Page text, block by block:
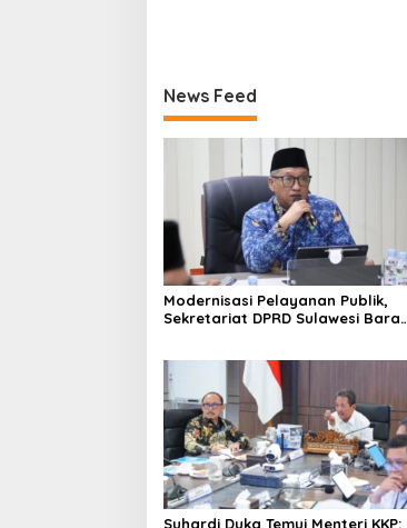
News Feed
Modernisasi Pelayanan Publik,
Sekretariat DPRD Sulawesi Barat
Suhardi Duka Temui Menteri KKP: